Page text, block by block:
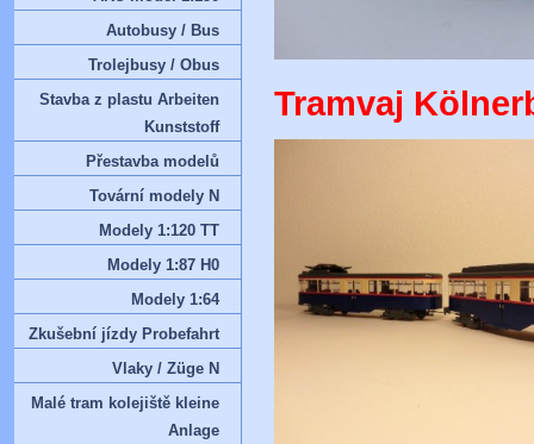
Tramvaj
Autobusy / Bus
Trolejbusy / Obus
Stavba z plastu Arbeiten
Kunststoff
Přestavba modelů
Tovární modely N
Modely 1:120 TT
Modely 1:87 H0
Modely 1:64
Zkušební jízdy Probefahrt
Vlaky / Züge N
Malé tram kolejiště kleine
Anlage